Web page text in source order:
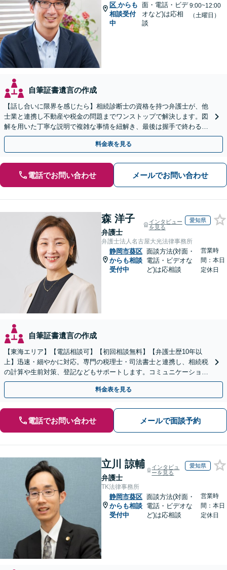
区 からも
相談受付
中
面・電話・ビデ
オなど)は応相
談
9:00~12:00
（土曜日）
自筆証書遺言の作成
【話し合いに限界を感じたら】相続診断士の資格を持つ弁護士が、他
士業と連携し不動産や税金の問題までワンストップで解決します。図
解を用いた丁寧な説明で複雑な事情を紐解き、最後は握手で終わる円
満な解決へ導きます。【東海エリア・神奈川県対応】
料金表を見る
電話でお問い合わせ メールでお問い合わせ
森 洋子
弁護士
インタビュー
を見る
愛知県
弁護士法人名古屋大光法律事務所
静岡市葵区
からも相談
受付中
面談方法(対面・
電話・ビデオな
ど)は応相談
営業時
間：本日
定休日
自筆証書遺言の作成
【東海エリア】【電話相談可】【初回相談無料】【弁護士歴10年以
上】迅速・細やかに対応。専門の税理士・司法書士と連携し、相続税
の計算や生前対策、登記などもサポートします。コミュニケーション
を大事にし、より納得できる解決を目指します。
料金表を見る
電話でお問い合わせ メールで面談予約
立川 諒輔
弁護士
インタビュ
ーを見る
愛知県
TK法律事務所
静岡市葵区
からも相談
受付中
面談方法(対面・
電話・ビデオな
ど)は応相談
営業時
間：本日
定休日